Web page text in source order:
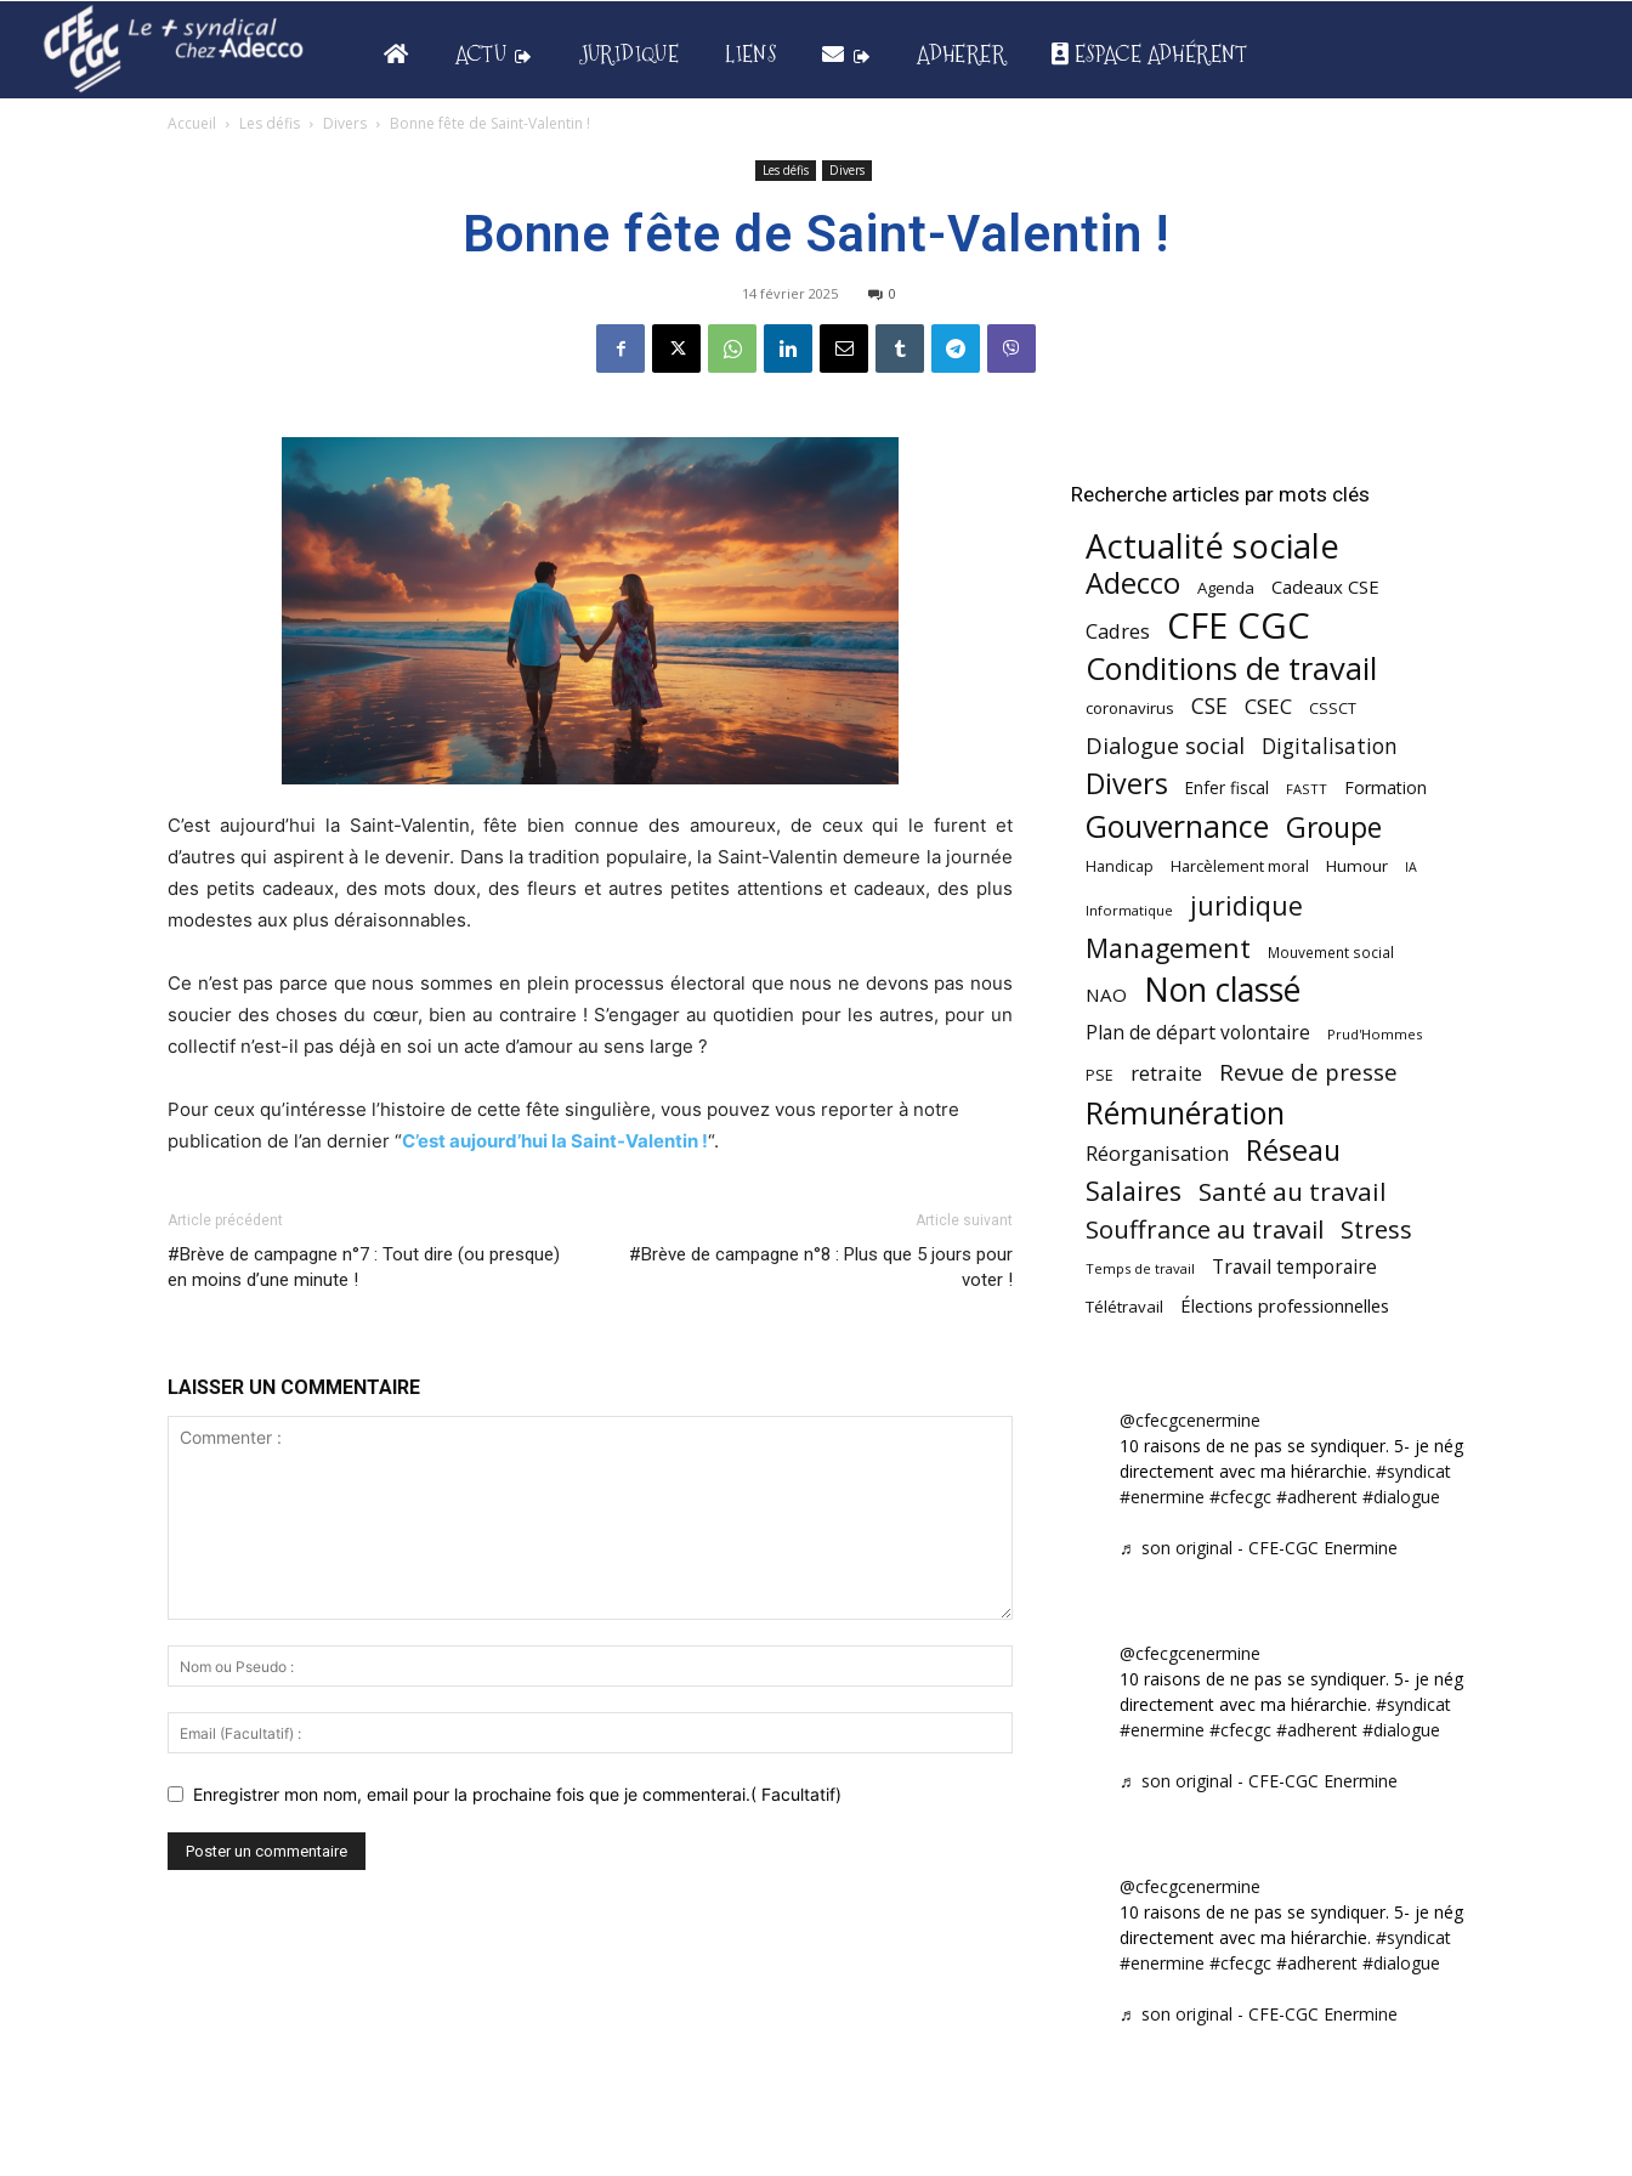
ACTU JURIDIQUE LIENS ADHERER ESPACE ADHÉRENT
Accueil Les défis Divers Bonne fête de Saint-Valentin !
Les défis Divers
Bonne fête de Saint-Valentin !
14 février 2025 0
C’est aujourd’hui la Saint-Valentin, fête bien connue des amoureux, de ceux qui le furent et
d’autres qui aspirent à le devenir. Dans la tradition populaire, la Saint-Valentin demeure la journée
des petits cadeaux, des mots doux, des fleurs et autres petites attentions et cadeaux, des plus
modestes aux plus déraisonnables.
Ce n’est pas parce que nous sommes en plein processus électoral que nous ne devons pas nous
soucier des choses du cœur, bien au contraire ! S’engager au quotidien pour les autres, pour un
collectif n’est-il pas déjà en soi un acte d’amour au sens large ?
Pour ceux qu’intéresse l’histoire de cette fête singulière, vous pouvez vous reporter à notre
publication de l’an dernier “C’est aujourd’hui la Saint-Valentin !“.
Article précédent
#Brève de campagne n°7 : Tout dire (ou presque)
en moins d’une minute !
Article suivant
#Brève de campagne n°8 : Plus que 5 jours pour
voter !
LAISSER UN COMMENTAIRE
Enregistrer mon nom, email pour la prochaine fois que je commenterai.( Facultatif)
Recherche articles par mots clés
Actualité sociale
Adecco Agenda Cadeaux CSE
Cadres CFE CGC
Conditions de travail
coronavirus CSE CSEC CSSCT
Dialogue social Digitalisation
Divers Enfer fiscal FASTT Formation
Gouvernance Groupe
Handicap Harcèlement moral Humour IA
Informatique
juridique
Management
Mouvement social
NAO Non classé
Plan de départ volontaire Prud'Hommes
PSE retraite Revue de presse
Rémunération
Réorganisation Réseau
Salaires Santé au travail
Souffrance au travail Stress
Temps de travail Travail temporaire
Télétravail Élections professionnelles
@cfecgcenermine
10 raisons de ne pas se syndiquer. 5- je négocie
directement avec ma hiérarchie. #syndicat
#enermine #cfecgc #adherent #dialogue
♬ son original - CFE-CGC Enermine
@cfecgcenermine
10 raisons de ne pas se syndiquer. 5- je négocie
directement avec ma hiérarchie. #syndicat
#enermine #cfecgc #adherent #dialogue
♬ son original - CFE-CGC Enermine
@cfecgcenermine
10 raisons de ne pas se syndiquer. 5- je négocie
directement avec ma hiérarchie. #syndicat
#enermine #cfecgc #adherent #dialogue
♬ son original - CFE-CGC Enermine